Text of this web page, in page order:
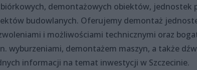
demontażowych obiektów, jednostek
budowlanych. Oferujemy demontaż
i możliwościami technicznymi oraz
wyburzeniami, demontażem maszyn, a także
informacji na temat inwestycji w Szczecinie.